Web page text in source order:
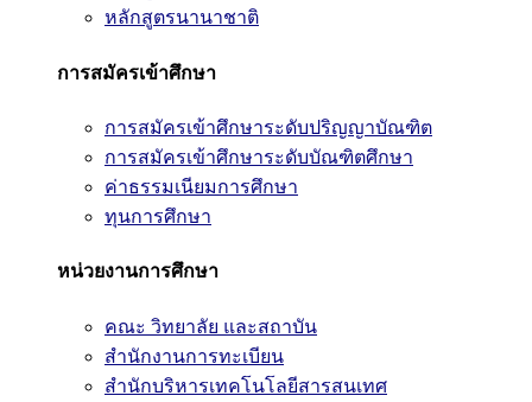
หลักสูตรนานาชาติ
การสมัครเข้าศึกษา
การสมัครเข้าศึกษาระดับปริญญาบัณฑิต
การสมัครเข้าศึกษาระดับบัณฑิตศึกษา
ค่าธรรมเนียมการศึกษา
ทุนการศึกษา
หน่วยงานการศึกษา
คณะ วิทยาลัย และสถาบัน
สำนักงานการทะเบียน
สำนักบริหารเทคโนโลยีสารสนเทศ